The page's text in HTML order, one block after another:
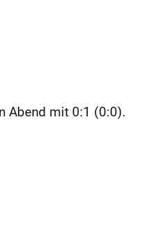
Abend mit 0:1 (0:0).